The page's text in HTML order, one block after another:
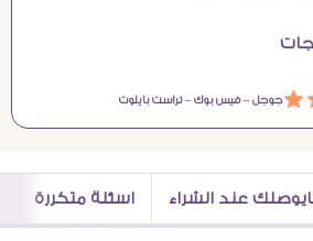
جوجل –فيس بوك –تراست بايلوت
عند الشراء اسئلة متكررة